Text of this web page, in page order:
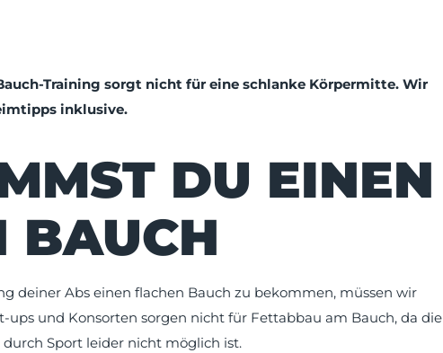
Training sorgt nicht für eine schlanke Körpermitte. Wir
inklusive.
DU EINEN
BAUCH
deiner Abs einen flachen Bauch zu bekommen, müssen wir
ups und Konsorten sorgen nicht für Fettabbau am Bauch, da die
Sport leider nicht möglich ist.